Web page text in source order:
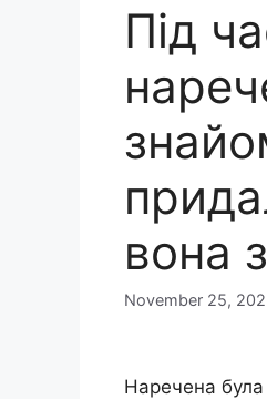
Під
вона
November 25,
Наречена була